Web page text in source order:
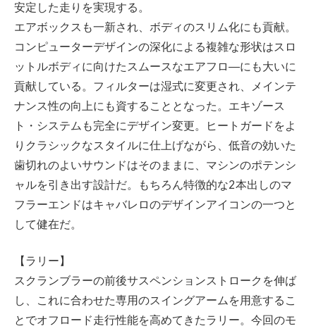
安定した走りを実現する。
エアボックスも一新され、ボディのスリム化にも貢献。
コンピューターデザインの深化による複雑な形状はスロ
ットルボディに向けたスムースなエアフロ―にも大いに
貢献している。フィルターは湿式に変更され、メインテ
ナンス性の向上にも資することとなった。エキゾース
ト・システムも完全にデザイン変更。ヒートガードをよ
りクラシックなスタイルに仕上げながら、低音の効いた
歯切れのよいサウンドはそのままに、マシンのポテンシ
ャルを引き出す設計だ。もちろん特徴的な2本出しのマ
フラーエンドはキャバレロのデザインアイコンの一つと
して健在だ。
【ラリー】
スクランブラーの前後サスペンションストロークを伸ば
し、これに合わせた専用のスイングアームを用意するこ
とでオフロード走行性能を高めてきたラリー。今回のモ